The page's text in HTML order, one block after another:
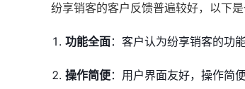
纷享销客的客户反馈普遍较好，以下是
功能全面：客户认为纷享销客的功
操作简便：用户界面友好，操作简